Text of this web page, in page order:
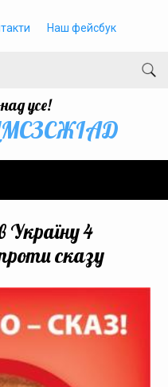
Наш фейсбук
усе!
4
сказу